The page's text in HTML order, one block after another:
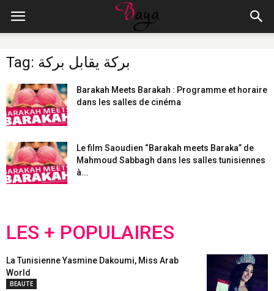
Tag: بركة يقابل بركة
Barakah Meets Barakah : Programme et horaire
dans les salles de cinéma
Le film Saoudien “Barakah meets Baraka” de
Mahmoud Sabbagh dans les salles tunisiennes
à...
LES + POPULAIRES
La Tunisienne Yasmine Dakoumi, Miss Arab
World
BEAUTE